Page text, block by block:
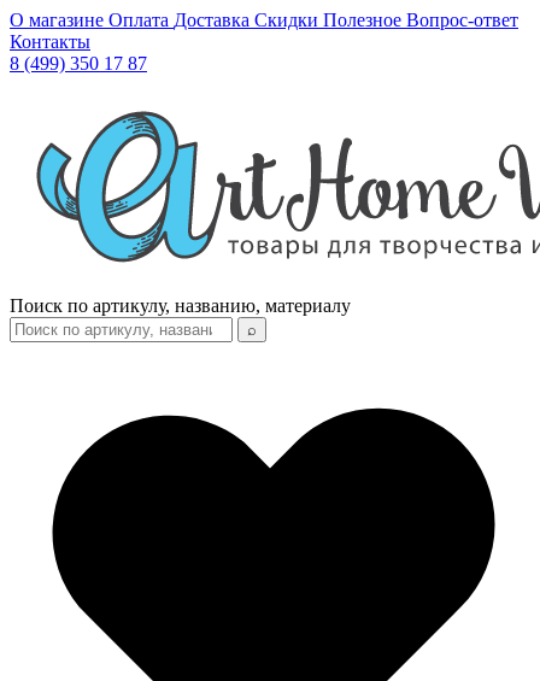
О магазине Оплата Доставка Скидки Полезное Вопрос-ответ
Контакты
8 (499) 350 17 87
Поиск по артикулу, названию, материалу
⌕